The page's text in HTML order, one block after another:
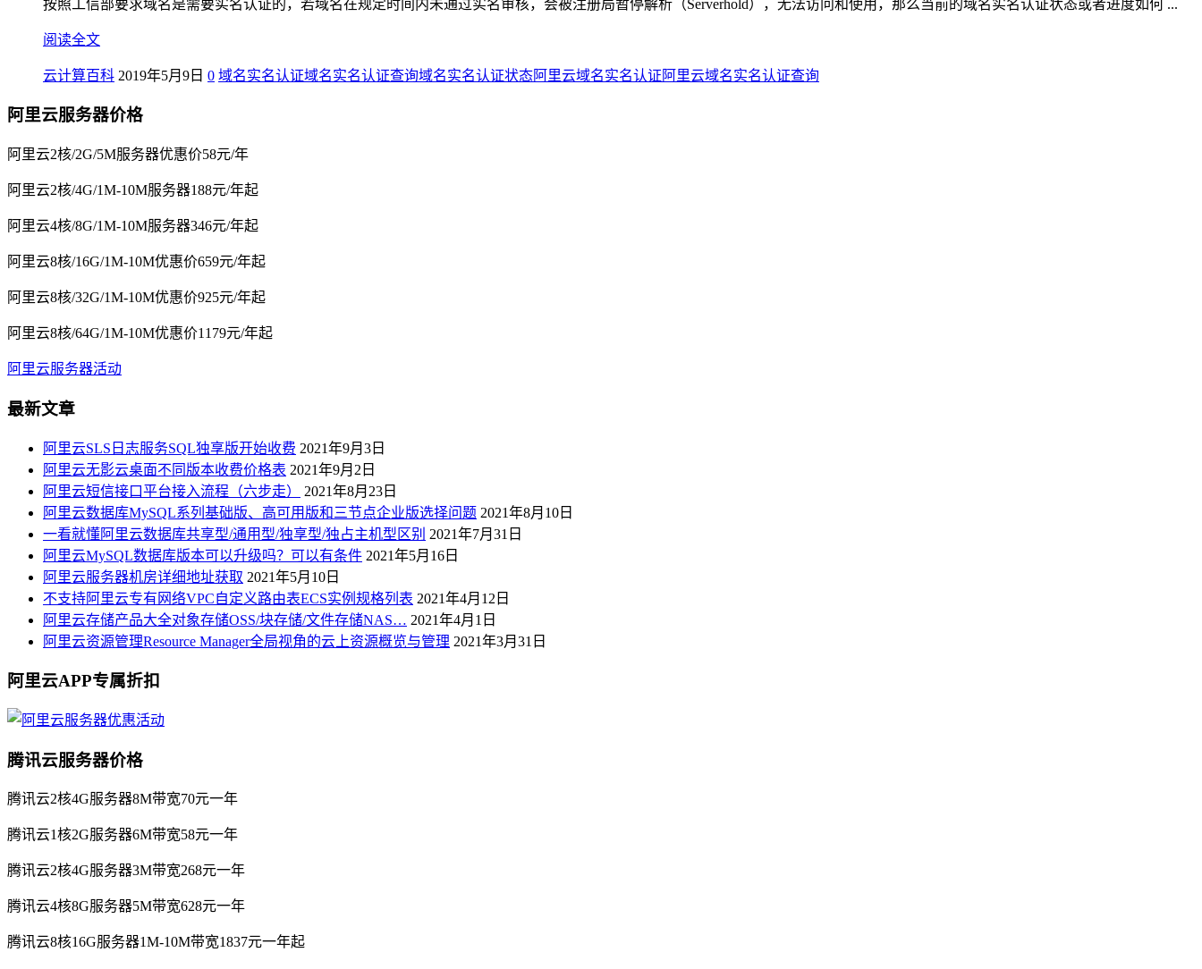
按照工信部要求域名是需要实名认证的，若域名在规定时间内未通过实名审核，会被注册局暂停解析（Serverhold），无法访问和使用，那么当前的域名实名认证状态或者进度如何 ...
阅读全文
云计算百科 2019年5月9日 0 域名实名认证域名实名认证查询域名实名认证状态阿里云域名实名认证 阿里云域名实名认证查询
阿里云服务器价格
阿里云2核/2G/5M服务器优惠价58元/年
阿里云2核/4G/1M-10M服务器188元/年起
阿里云4核/8G/1M-10M服务器346元/年起
阿里云8核/16G/1M-10M优惠价659元/年起
阿里云8核/32G/1M-10M优惠价925元/年起
阿里云8核/64G/1M-10M优惠价1179元/年起
阿里云服务器活动
最新文章
阿里云SLS日志服务SQL独享版开始收费 2021年9月3日
阿里云无影云桌面不同版本收费价格表 2021年9月2日
阿里云短信接口平台接入流程（六步走）
2021年8月23日
阿里云数据库MySQL系列基础版、高可用版和三节点企业版选择问题 2021年8月10日
一看就懂阿里云数据库共享型/通用型/独享型/独占主机型区别 2021年7月31日
阿里云MySQL数据库版本可以升级吗？可以有条件 2021年5月16日
阿里云服务器机房详细地址获取 2021年5月10日
不支持阿里云专有网络VPC自定义路由表ECS实例规格列表 2021年4月12日
阿里云存储产品大全对象存储OSS/块存储/文件存储NAS… 2021年4月1日
阿里云资源管理Resource Manager全局视角的云上资源概览与管理 2021年3月31日
阿里云APP专属折扣
腾讯云服务器价格
腾讯云2核4G服务器8M带宽70元一年
腾讯云1核2G服务器6M带宽58元一年
腾讯云2核4G服务器3M带宽268元一年
腾讯云4核8G服务器5M带宽628元一年
腾讯云8核16G服务器1M-10M带宽1837元一年起